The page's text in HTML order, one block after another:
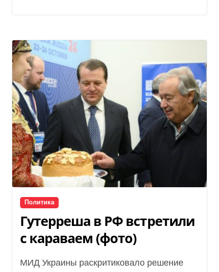
Политика
Гутерреша в РФ встретили
с караваем (фото)
МИД Украины раскритиковало решение